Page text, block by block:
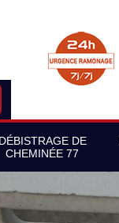
DÉBISTRAGE DE
CHEMINÉE 77